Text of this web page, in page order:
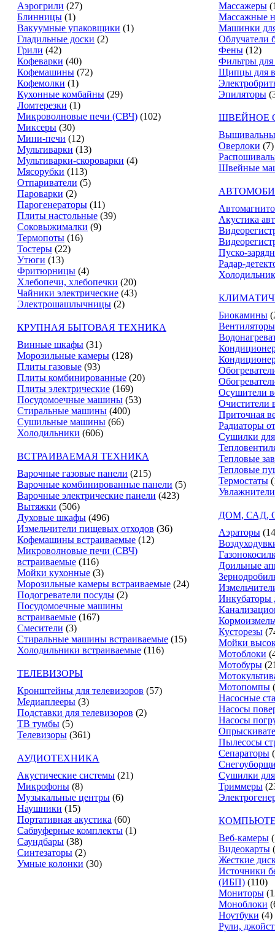
Аэрогрили (27)
Блинницы (1)
Вакуумные упаковщики (1)
Гладильные доски (2)
Грили (42)
Кофеварки (40)
Кофемашины (72)
Кофемолки (1)
Кухонные комбайны (29)
Ломтерезки (1)
Микроволновые печи (СВЧ) (102)
Миксеры (30)
Мини-печи (12)
Мультиварки (13)
Мультиварки-скороварки (4)
Мясорубки (113)
Отпариватели (5)
Пароварки (2)
Парогенераторы (11)
Плиты настольные (39)
Соковыжималки (9)
Термопоты (16)
Тостеры (22)
Утюги (13)
Фритюрницы (4)
Хлебопечи, хлебопечки (20)
Чайники электрические (43)
Электрошашлычницы (2)
КРУПНАЯ БЫТОВАЯ ТЕХНИКА
Винные шкафы (31)
Морозильные камеры (128)
Плиты газовые (93)
Плиты комбинированные (20)
Плиты электрические (169)
Посудомоечные машины (53)
Стиральные машины (400)
Сушильные машины (66)
Холодильники (606)
ВСТРАИВАЕМАЯ ТЕХНИКА
Варочные газовые панели (215)
Варочные комбинированные панели (5)
Варочные электрические панели (423)
Вытяжки (506)
Духовые шкафы (496)
Измельчители пищевых отходов (36)
Кофемашины встраиваемые (12)
Микроволновые печи (СВЧ)
встраиваемые (116)
Мойки кухонные (3)
Морозильные камеры встраиваемые (24)
Подогреватели посуды (2)
Посудомоечные машины
встраиваемые (167)
Смесители (3)
Стиральные машины встраиваемые (15)
Холодильники встраиваемые (116)
ТЕЛЕВИЗОРЫ
Кронштейны для телевизоров (57)
Медиаплееры (3)
Подставки для телевизоров (2)
ТВ тумбы (5)
Телевизоры (361)
АУДИОТЕХНИКА
Акустические системы (21)
Микрофоны (8)
Музыкальные центры (6)
Наушники (15)
Портативная акустика (60)
Сабвуферные комплекты (1)
Саундбары (38)
Синтезаторы (2)
Умные колонки (30)
Массажеры
Массажные
Машинки
Облучатели
Фены (12)
Фильтры
Щипцы для
Эпиляторы
ШВЕЙНОЕ
Оверлоки (7)
Швейные
Акустика
Пуско-
Радар-
Биокамины
Вентиляторы
Осушители
Очистители
Приточная
Радиаторы
Сушилки
Тепловые
Тепловые
Термостаты
ДОМ, САД,
Аэраторы
Доильные
Инкубаторы
Кусторезы
Мойки
Мотоблоки
Мотобуры
Мотопомпы
Насосные
Насосы
Насосы
Пылесосы
Сепараторы
Сушилки
Триммеры
Веб-камеры
Видеокарты
Жесткие
Источники
(ИБП) (110)
Мониторы
Моноблоки
Ноутбуки (4)
Рули,